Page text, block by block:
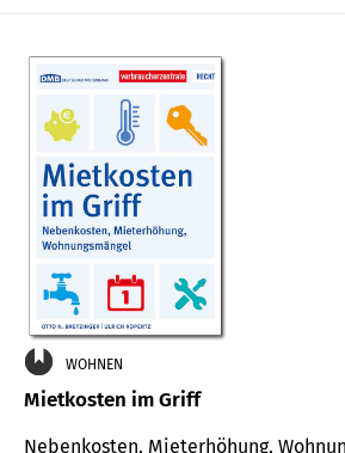
WOHNEN
Mietkosten im Griff
Nebenkosten, Mieterhöhung,